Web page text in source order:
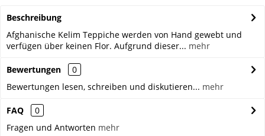
Beschreibung
Afghanische Kelim Teppiche werden von Hand gewebt und
verfügen über keinen Flor. Aufgrund dieser... mehr
Bewertungen
0
Bewertungen lesen, schreiben und diskutieren... mehr
FAQ
0
Fragen und Antworten mehr